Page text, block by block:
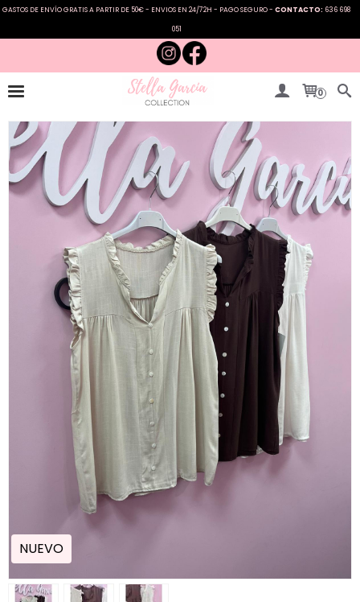
GASTOS DE ENVÍO GRATIS A PARTIR DE 50€ - ENVIOS EN 24/72H - PAGO SEGURO - CONTACTO: 636 698
051
0
NUEVO